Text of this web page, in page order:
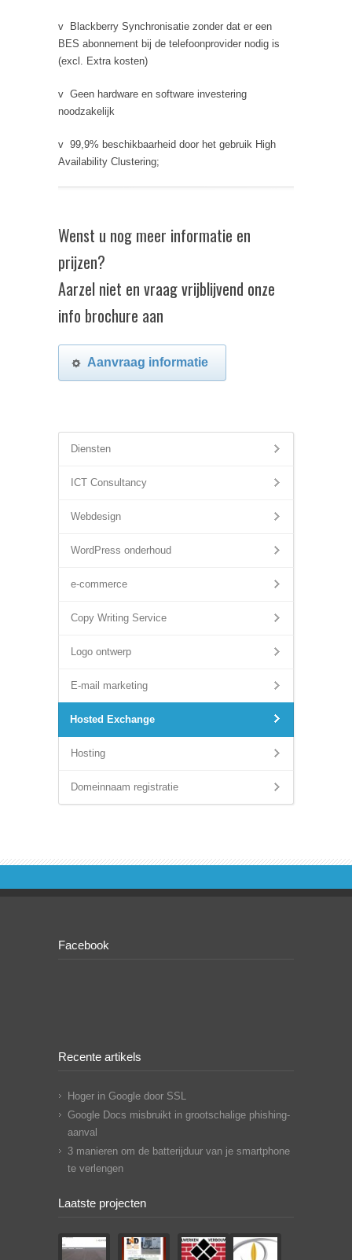
v Blackberry Synchronisatie zonder dat er een
BES abonnement bij de telefoonprovider nodig is
(excl. Extra kosten)
v Geen hardware en software investering
noodzakelijk
v 99,9% beschikbaarheid door het gebruik High
Availability Clustering;
Wenst u nog meer informatie en
prijzen?
Aarzel niet en vraag vrijblijvend onze
info brochure aan
Aanvraag informatie
Diensten
ICT Consultancy
Webdesign
WordPress onderhoud
e-commerce
Copy Writing Service
Logo ontwerp
E-mail marketing
Hosted Exchange
Hosting
Domeinnaam registratie
Facebook
Recente artikels
Hoger in Google door SSL
Google Docs misbruikt in grootschalige phishing-
aanval
3 manieren om de batterijduur van je smartphone
te verlengen
Laatste projecten